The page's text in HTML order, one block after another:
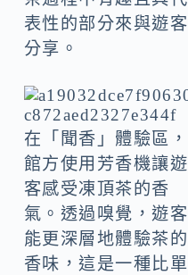
表性的部分來與遊客
分享。
在「聞香」體驗區，
館方使用芳香機讓遊
客感受凍頂茶的香
氣。透過嗅覺，遊客
能更深層地體驗茶的
香味，這是一種比單